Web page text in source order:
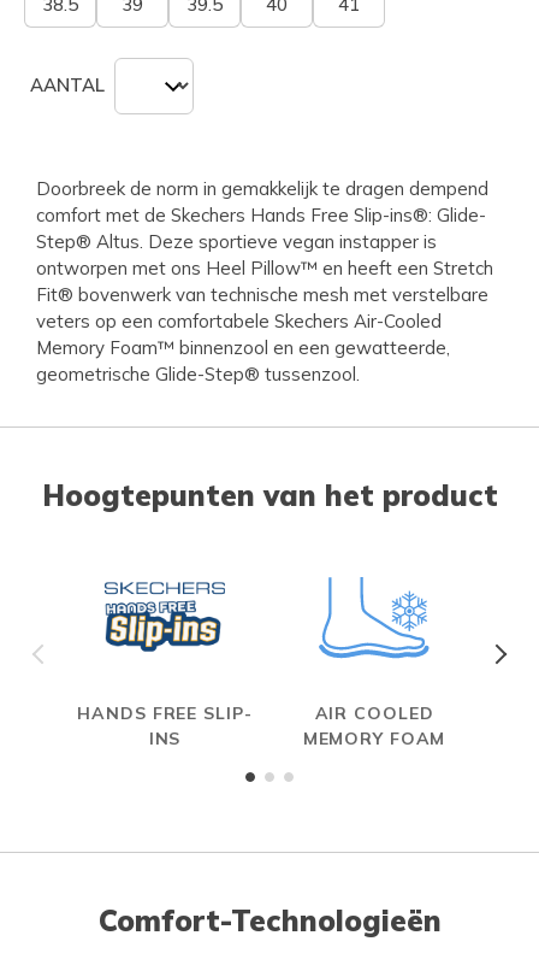
AANTAL
Doorbreek de norm in gemakkelijk te dragen dempend
comfort met de Skechers Hands Free Slip-ins®: Glide-
Step® Altus. Deze sportieve vegan instapper is
ontworpen met ons Heel Pillow™ en heeft een Stretch
Fit® bovenwerk van technische mesh met verstelbare
veters op een comfortabele Skechers Air-Cooled
Memory Foam™ binnenzool en een gewatteerde,
geometrische Glide-Step® tussenzool.
Hoogtepunten van het product
HANDS FREE SLIP-
INS
AIR COOLED
MEMORY FOAM
Comfort-Technologieën